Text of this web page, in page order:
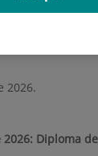
2026.
Diploma